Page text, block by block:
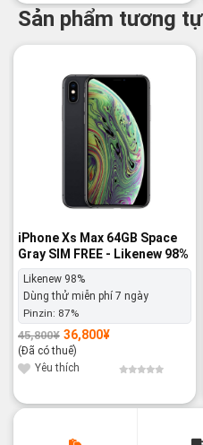
Sản phẩm tương tự
iPhone Xs Max 64GB Space
Gray SIM FREE - Likenew 98%
Likenew 98%
Dùng thử miễn phí 7 ngày
Pinzin: 87%
45,800¥
Giá
gốc
là:
45,800¥.
36,800¥
Giá
hiện
tại
là:
36,800¥.
(Đã có thuế)
Yêu thích